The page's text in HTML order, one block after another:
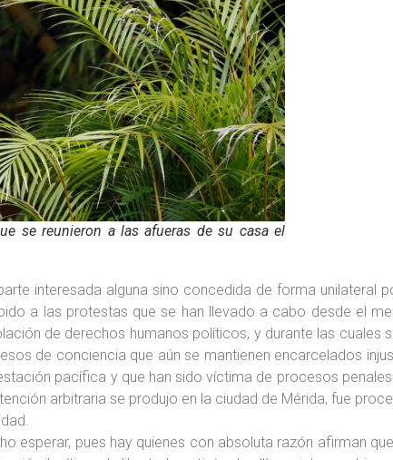
se reunieron a las afueras de su casa el
interesada alguna sino concedida de forma unilateral
a las protestas que se han llevado a cabo desde el
de derechos humanos políticos, y durante las cuales
de conciencia que aún se mantienen encarcelados
pacífica y que han sido víctima de procesos
arbitraria se produjo en la ciudad de Mérida, fue
esperar, pues hay quienes con absoluta razón afirman